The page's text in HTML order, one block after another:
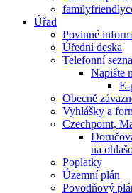
Úřad
Povinné
Úřední deska
Telefonní
Napište
E-
Obecně
Vyhlášky a
Czechpoint,
na
Poplatky
Územní plán
Povodňový